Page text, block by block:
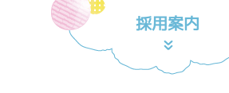
採用案内